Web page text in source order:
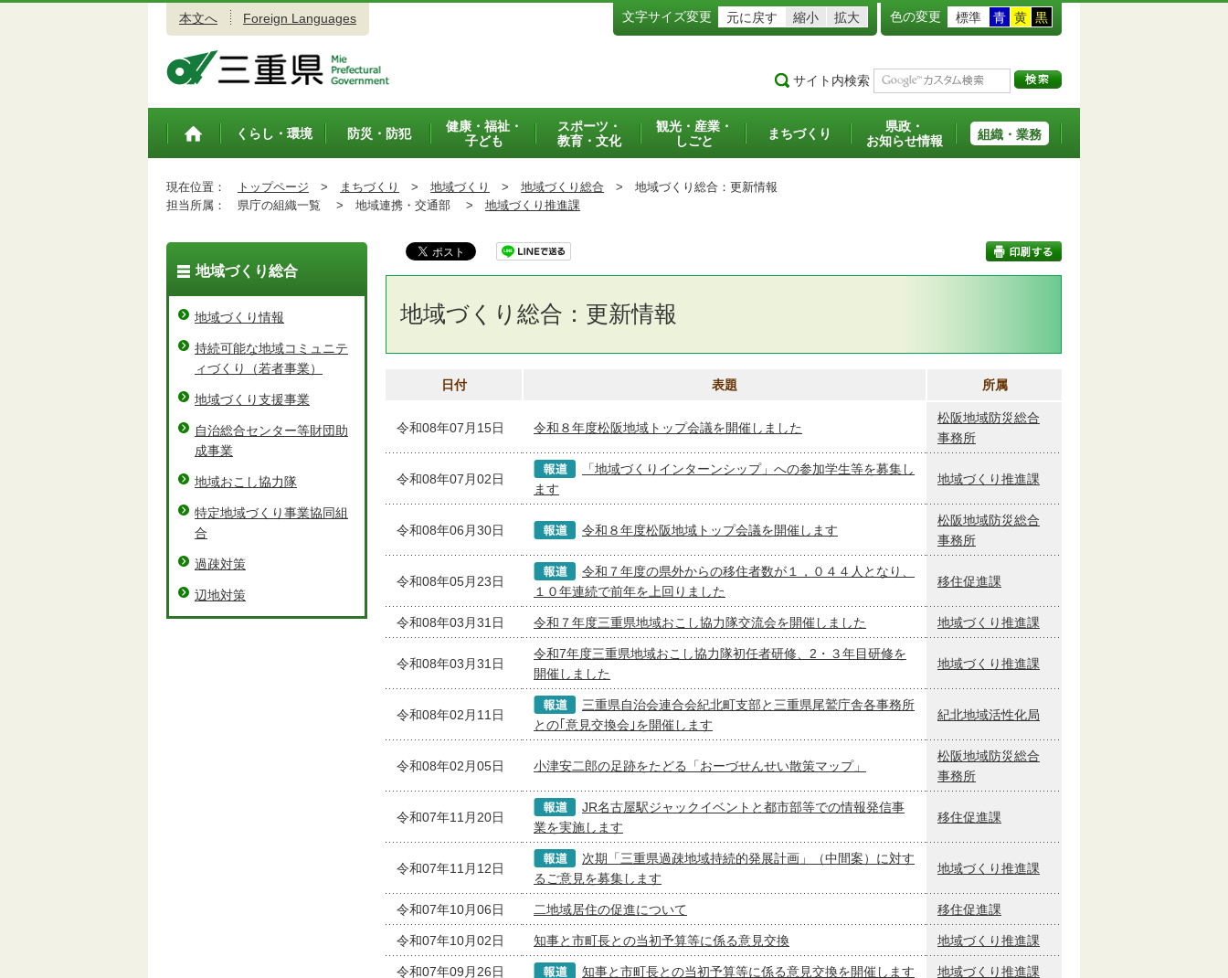
本文へ Foreign Languages 文字サイズ変更 元に戻す 縮小 拡大 色の変更 標準 青 黄 黒
サイト内検索
トップペ
くらし・環境 防災・防犯
健康・福祉・
子ども
スポーツ・
教育・文化
観光・産業・
しごと
まちづくり
県政・
お知らせ情報
組織・業務
現在位置： トップページ > まちづくり > 地域づくり > 地域づくり総合 > 地域づくり総合：更新情報
担当所属：
県庁の組織一覧 > 地域連携・交通部 > 地域づくり推進課
地域づくり総合：更新情報
日付 表題 所属
令和08年07月15日 令和８年度松阪地域トップ会議を開催しました
松阪地域防災総合
事務所
令和08年07月02日
「地域づくりインターンシップ」への参加学生等を募集し
ます
地域づくり推進課
令和08年06月30日 令和８年度松阪地域トップ会議を開催します
松阪地域防災総合
事務所
令和08年05月23日
令和７年度の県外からの移住者数が１，０４４人となり、
１０年連続で前年を上回りました
移住促進課
令和08年03月31日 令和７年度三重県地域おこし協力隊交流会を開催しました 地域づくり推進課
令和08年03月31日
令和7年度三重県地域おこし協力隊初任者研修、2・３年目研修を
開催しました
地域づくり推進課
令和08年02月11日
三重県自治会連合会紀北町支部と三重県尾鷲庁舎各事務所
との｢意見交換会｣を開催します
紀北地域活性化局
令和08年02月05日 小津安二郎の足跡をたどる「おーづせんせい散策マップ」
松阪地域防災総合
事務所
令和07年11月20日
JR名古屋駅ジャックイベントと都市部等での情報発信事
業を実施します
移住促進課
令和07年11月12日
次期「三重県過疎地域持続的発展計画」（中間案）に対す
るご意見を募集します
地域づくり推進課
令和07年10月06日 二地域居住の促進について 移住促進課
令和07年10月02日 知事と市町長との当初予算等に係る意見交換 地域づくり推進課
令和07年09月26日 知事と市町長との当初予算等に係る意見交換を開催します 地域づくり推進課
地域づくり総合
地域づくり情報
持続可能な地域コミュニテ
ィづくり（若者事業）
地域づくり支援事業
自治総合センター等財団助
成事業
地域おこし協力隊
特定地域づくり事業協同組
合
過疎対策
辺地対策